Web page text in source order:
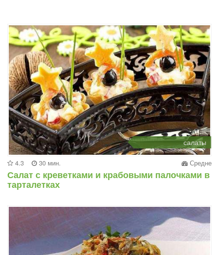
салаты
4.3 30 мин. Средне
Салат с креветками и крабовыми палочками в
тарталетках